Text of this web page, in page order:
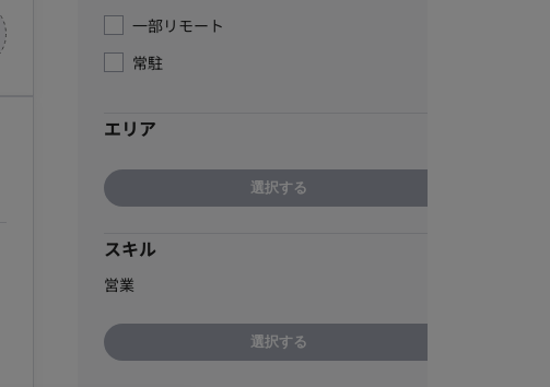
一部リモート
常駐
エリア
選択する
スキル
営業
選択する